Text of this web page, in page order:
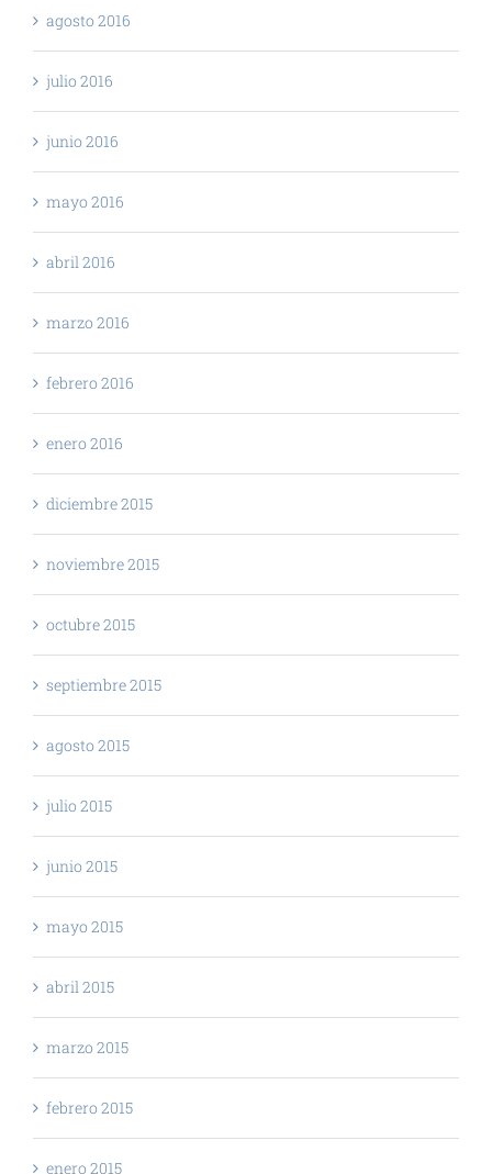
agosto 2016
julio 2016
junio 2016
mayo 2016
abril 2016
marzo 2016
febrero 2016
enero 2016
diciembre 2015
noviembre 2015
octubre 2015
septiembre 2015
agosto 2015
julio 2015
junio 2015
mayo 2015
abril 2015
marzo 2015
febrero 2015
enero 2015